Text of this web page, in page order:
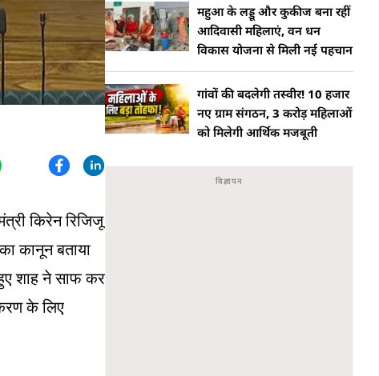
किरेन रिजिजू
कानून बताया
शाह ने साफ कर
के लिए
महुआ के लड्डू और कुकीज बना रहीं
आदिवासी महिलाएं, वन धन
विकास योजना से मिली नई पहचान
गांवों की बदलेगी तस्वीर! 10 हजार
नए ग्राम संगठन, 3 करोड़ महिलाओं
को मिलेगी आर्थिक मजबूती